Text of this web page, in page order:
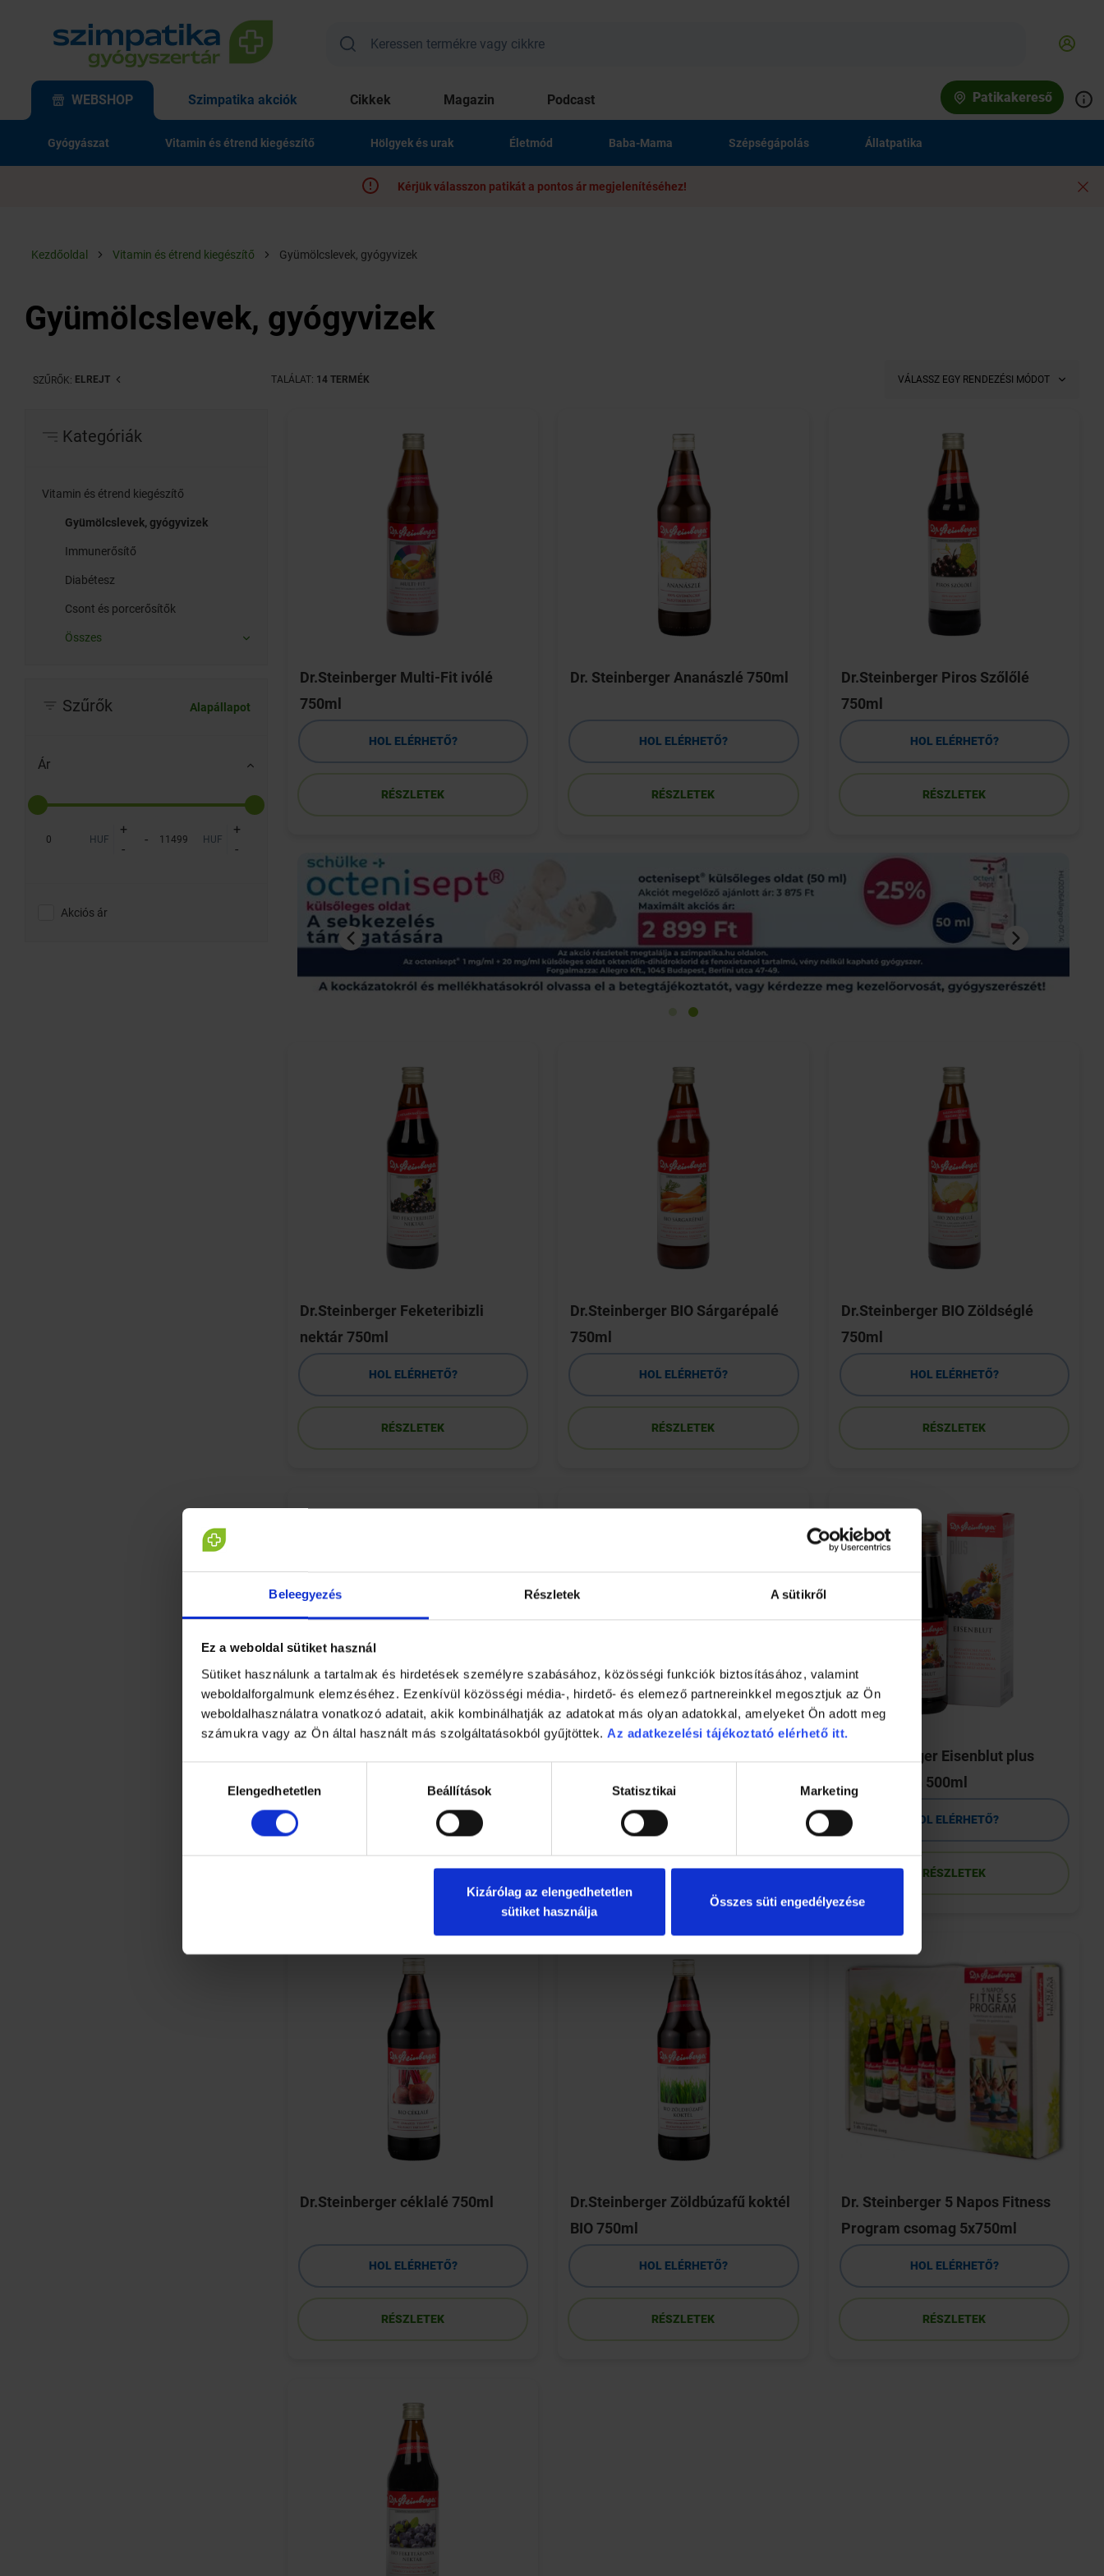
Beleegyezés Részletek A sütikről
Ez a weboldal sütiket használ
Sütiket használunk a tartalmak és hirdetések személyre szabásához, közösségi funkciók biztosításához, valamint
weboldalforgalmunk elemzéséhez. Ezenkívül közösségi média-, hirdető- és elemező partnereinkkel megosztjuk az Ön
weboldalhasználatra vonatkozó adatait, akik kombinálhatják az adatokat más olyan adatokkal, amelyeket Ön adott meg
számukra vagy az Ön által használt más szolgáltatásokból gyűjtöttek. Az adatkezelési tájékoztató elérhető itt.
kiválasztásaElengedhetetlen Beállítások Statisztikai Marketing
Kizárólag az elengedhetetlen
sütiket használja
Összes süti engedélyezése
WEBSHOP Szimpatika akciók Cikkek Magazin Podcast Patikakereső
Gyógyászat Vitamin és étrend kiegészítő Hölgyek és urak Életmód Baba-Mama Szépségápolás Állatpatika
Kérjük válasszon patikát a pontos ár megjelenítéséhez!
Kezdőoldal Vitamin és étrend kiegészítő Gyümölcslevek, gyógyvizek
Gyümölcslevek, gyógyvizek
SZŰRŐK: ELREJT TALÁLAT: 14 TERMÉK VÁLASSZ EGY RENDEZÉSI MÓDOT
Kategóriák
Vitamin és étrend kiegészítő
Gyümölcslevek, gyógyvizek
Immunerősítő
Diabétesz
Csont és porcerősítők
Összes
Szűrők Alapállapot
Ár
HUF
+
-
- HUF
+
-
Akciós ár
Dr.Steinberger Multi-Fit ivólé
750ml
HOL ELÉRHETŐ?
RÉSZLETEK
Dr. Steinberger Ananászlé 750ml
HOL ELÉRHETŐ?
RÉSZLETEK
Dr.Steinberger Piros Szőlőlé
750ml
HOL ELÉRHETŐ?
RÉSZLETEK
Dr.Steinberger Feketeribizli
nektár 750ml
HOL ELÉRHETŐ?
RÉSZLETEK
Dr.Steinberger BIO Sárgarépalé
750ml
HOL ELÉRHETŐ?
RÉSZLETEK
Dr.Steinberger BIO Zöldséglé
750ml
HOL ELÉRHETŐ?
RÉSZLETEK
deuterium tartalmú ivóvíz 1,5 L
HOL ELÉRHETŐ?
RÉSZLETEK
HOL ELÉRHETŐ?
RÉSZLETEK
Dr.Steinberger Eisenblut plus
vas+vitamin 500ml
HOL ELÉRHETŐ?
RÉSZLETEK
Dr.Steinberger céklalé 750ml
HOL ELÉRHETŐ?
RÉSZLETEK
Dr.Steinberger Zöldbúzafű koktél
BIO 750ml
HOL ELÉRHETŐ?
RÉSZLETEK
Dr. Steinberger 5 Napos Fitness
Program csomag 5x750ml
HOL ELÉRHETŐ?
RÉSZLETEK